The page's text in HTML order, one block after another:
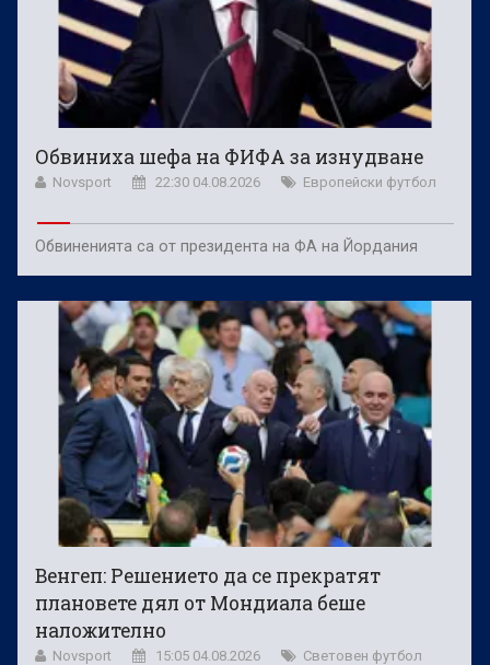
Обвиниха шефа на ФИФА за изнудване
Novsport 22:30 04.08.2026 Европейски футбол
Обвиненията са от президента на ФА на Йордания
Венгеп: Решението да се прекратят
плановете дял от Мондиала беше
наложително
Novsport 15:05 04.08.2026 Световен футбол